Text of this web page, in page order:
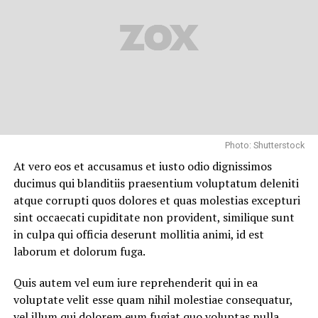
Nulla pariatur. Excepteur sint occaecat cupidatat non
totam rem aperiam, eaque ipsa quae ab illo inventore
veritatis et quasi architecto beatae vitae dicta sunt
explicabo.
Neque porro quisquam est, qui dolorem ipsum quia
dolor sit amet, consectetur, adipisci velit, sed quia non
numquam eius modi tempora incidunt ut labore et
dolore magnam aliquam quaerat voluptatem. Ut enim ad
minima veniam, quis nostrum exercitationem ullam
corporis suscipit laboriosam, nisi ut aliquid ex ea
commodi consequatur.
Photo: Shutterstock
At vero eos et accusamus et iusto odio dignissimos
ducimus qui blanditiis praesentium voluptatum deleniti
atque corrupti quos dolores et quas molestias excepturi
sint occaecati cupiditate non provident, similique sunt
in culpa qui officia deserunt mollitia animi, id est
laborum et dolorum fuga.
Quis autem vel eum iure reprehenderit qui in ea
voluptate velit esse quam nihil molestiae consequatur,